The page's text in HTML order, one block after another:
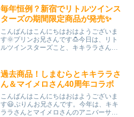
す！泡立て器とヘラ、それぞれの上部に
は、シナモン君のマスコット...
毎年恒例？新宿でリトルツインス
ターズの期間限定商品が発売✨
こんばんはこんにちはおはようございま
す🌞プリンお兄さんです🍮今日は、リト
ルツインスターズこと、キキララさんの
ーです(ばれてましたか？)。お誕生日？帽
子がかわいいですね。...
過去商品！しまむらとキキララさ
ん＆マイメロさん40周年コラボ
こんばんはこんにちはおはようございま
す😃ぷりんお兄さんです。今年は、キキ
ララさんとマイメロさんのアニバーサリ